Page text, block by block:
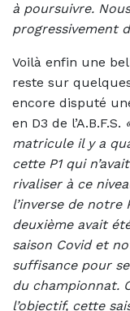
à poursuivre.
progressivement
Voilà enfin une
reste sur
encore disputé
en D3 de l’A.B.F.S.
matricule il y a
cette P1 qui
rivaliser à ce
l’inverse de
deuxième avait
saison Covid et
suffisance pour
du championnat.
l’objectif, cette